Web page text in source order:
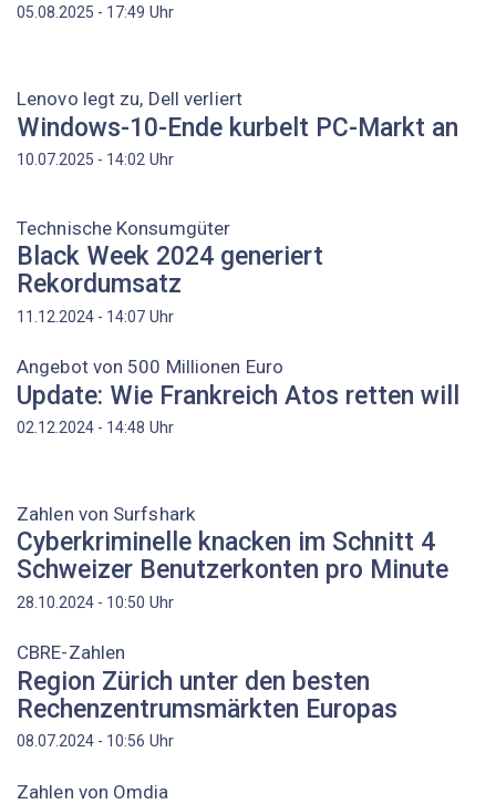
05.08.2025 - 17:49 Uhr
Lenovo legt zu, Dell verliert
Windows-10-Ende kurbelt PC-Markt an
10.07.2025 - 14:02 Uhr
Technische Konsumgüter
Black Week 2024 generiert
Rekordumsatz
11.12.2024 - 14:07 Uhr
Angebot von 500 Millionen Euro
Update: Wie Frankreich Atos retten will
02.12.2024 - 14:48 Uhr
Zahlen von Surfshark
Cyberkriminelle knacken im Schnitt 4
Schweizer Benutzerkonten pro Minute
28.10.2024 - 10:50 Uhr
CBRE-Zahlen
Region Zürich unter den besten
Rechenzentrumsmärkten Europas
08.07.2024 - 10:56 Uhr
Zahlen von Omdia